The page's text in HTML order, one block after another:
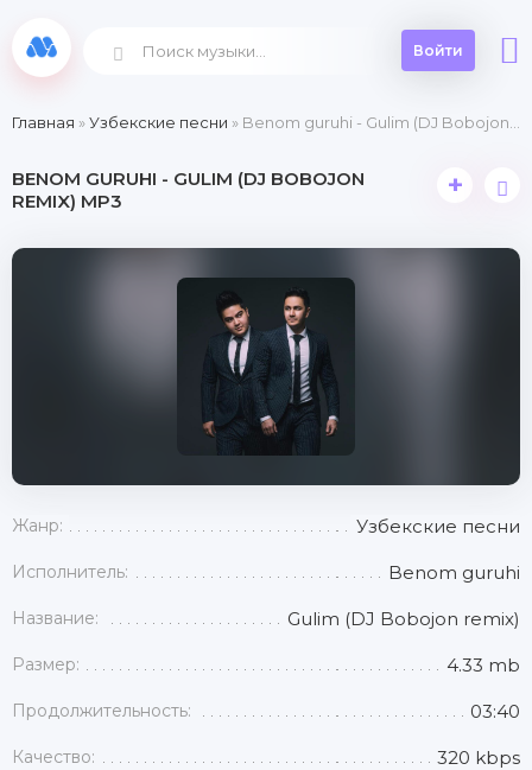
Войти
Главная »Узбекские песни » Benom guruhi - Gulim (DJ Bobojon remix)
BENOM GURUHI - GULIM (DJ BOBOJON
REMIX) MP3
+
Жанр: Узбекские песни
Исполнитель: Benom guruhi
Название: Gulim (DJ Bobojon remix)
Размер: 4.33 mb
Продолжительность: 03:40
Качество: 320 kbps